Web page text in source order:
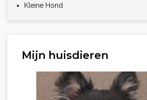
Kleine Hond
Mijn huisdieren